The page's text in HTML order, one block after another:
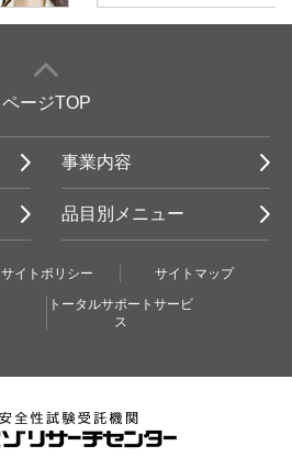
ページTOP
事業内容
品目別メニュー
サイトポリシー
サイトマップ
トータルサポートサービ
ス